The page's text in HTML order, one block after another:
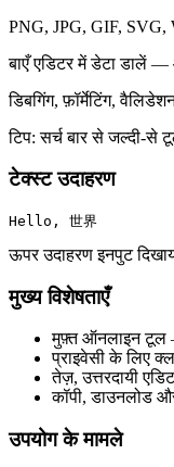
PNG, JPG, GIF, SVG,
बाएँ एडिटर में डेटा डालें
डिबगिंग, फ़ॉर्मेटिंग,
टिप: सर्च बार से जल्दी‑से
टेक्स्ट उदाहरण
Hello, 世界
ऊपर उदाहरण इनपुट
मुख्य विशेषताएँ
मुफ़्त ऑनलाइन टूल
प्राइवेसी के लिए
तेज़, उत्तरदायी
कॉपी, डाउनलोड
उपयोग के मामले